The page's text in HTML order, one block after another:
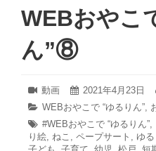
WEBおやこ
ん”⑧
フ
ォ
マ
ッ
動画
投
稿
2021年4月23日
年
4
月
23
日
カ
テ
ゴ
リ
WEBおやこで “ゆるりん”,
タ
グ:
#WEBおやこで “ゆるりん”,
り絵, ねこ , ペープサート , ゆ